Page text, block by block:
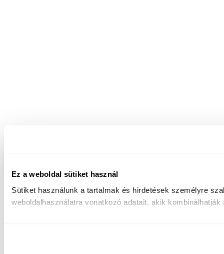
Ez a weboldal sütiket használ
Sütiket használunk a tartalmak és hirdetések személyre
weboldalhasználatra vonatkozó adatait, akik